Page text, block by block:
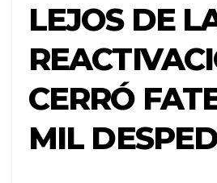
LEJOS DE
CERRÓ
MIL